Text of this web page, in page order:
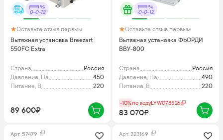
0-0-12
Оставьте отзыв первым
Вытяжная установка Breezart
550FC Extra
Страна
Россия
Давление, Па
450
Питание, В
220
89 600₽
0-0-12
Оставьте отзыв первым
Вытяжная установка ФЬОРДИ
ВВУ-800
Страна
Россия
Давление, Па
490
Питание, В
220
-10%по кодуLYW078526
83 070₽
Арт. 57479 Арт. 223169